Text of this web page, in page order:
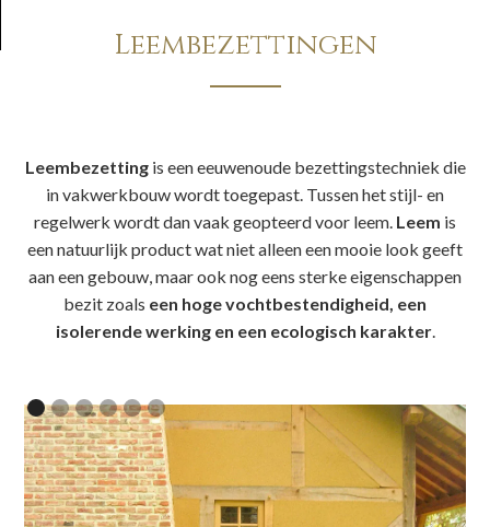
Leembezettingen
Leembezettingis een eeuwenoude bezettingstechniek die
in vakwerkbouw wordt toegepast. Tussen het stijl- en
regelwerk wordt dan vaak geopteerd voor leem. Leem is
een natuurlijk product wat niet alleen een mooie look geeft
aan een gebouw, maar ook nog eens sterke eigenschappen
bezit zoals een hoge vochtbestendigheid, een
isolerende werking en een ecologisch karakter.